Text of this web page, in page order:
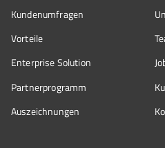
Kundenumfragen
Vorteile
Enterprise Solution
Partnerprogramm
Auszeichnungen